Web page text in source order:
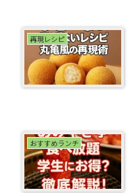
再現レシピ
おすすめランチ